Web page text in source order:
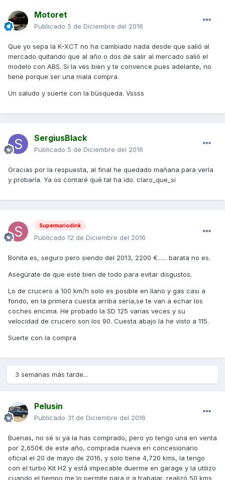
Motoret
Publicado 5 de Diciembre del 2016
Que yo sepa la K-XCT no ha cambiado nada desde que salió al
mercado quitando que al año o dos de salir al mercado salió el
modelo con ABS. Si la ves bien y te convence pues adelante, no
tiene porque ser una mala compra.
Un saludo y suerte con la búsqueda. Vssss
SergiusBlack
Publicado 5 de Diciembre del 2016
Gracias por la respuesta, al final he quedado mañana para verla
y probarla. Ya os contaré qué tal ha ido. claro_que_si
Supermariodink
Publicado 12 de Diciembre del 2016
Bonita es, seguro pero siendo del 2013, 2200 €...... barata no es.
Asegúrate de que esté bien de todo para evitar disgustos.
Lo de crucero a 100 km/h solo es posible en llano y gas casi a
fondo, en la primera cuesta arriba sería,se te van a echar los
coches encima. He probado la SD 125 varias veces y su
velocidad de crucero son los 90. Cuesta abajo la he visto a 115.
Suerte con la compra
3 semanas más tarde...
Pelusin
Publicado 31 de Diciembre del 2016
Buenas, no sé si ya la has comprado, pero yo tengo una en venta
por 2,650€ de este año, comprada nueva en concesionario
oficial el 20 de mayo de 2016, y solo tiene 4,720 kms, la tengo
con el turbo Kit H2 y está impecable duerme en garage y la utilizo
cuando el tiempo me lo permite para ir a trabajar, realizó 50 kms